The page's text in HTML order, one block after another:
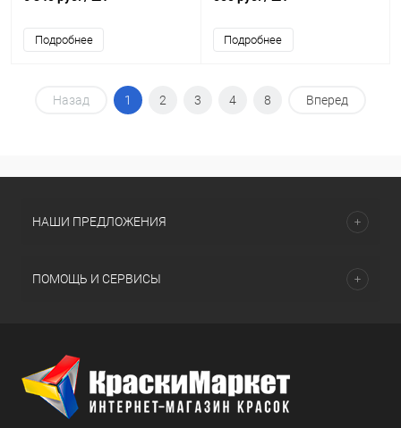
Подробнее Подробнее
Назад 1 2 3 4 8 Вперед
НАШИ ПРЕДЛОЖЕНИЯ
ПОМОЩЬ И СЕРВИСЫ